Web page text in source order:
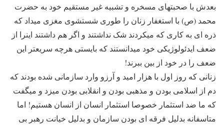
بعدش با صحبتهای مسخره و تشبیه غیر مستقیم خود به حضرت
محمد (ص) با استغفار زنان را طوری شستشوی مغزی میداد که
ذره ای به کاری که میکردند شک نداشتند و اگر هم داشتند اینرا از
ضعف ایدئولوژیکی خود میدانستند که بایستی هرچه سریعتر این
ضعف را در خود از بین ببرند!
زنانی که روز اول با هزار امید و آرزو وارد سازمانی شده بودند که
دم از اسلامی بودن و مذهبی بودن و انقلابی بودن میزد و میگفت
که ما ضد استثمار خصوصا استثمار انسان از انسان هستیم! اما
متاسفانه بدلیل فرقه ای بودن سازمان و بدلیل خیانت رهبر بی